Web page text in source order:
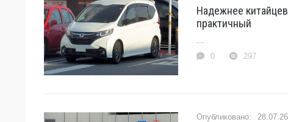
Надежнее
практичный
0
297
28.07.26